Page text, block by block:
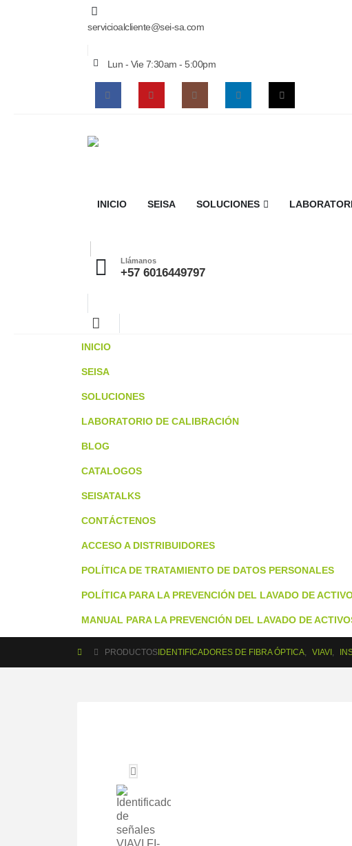
servicioalcliente@sei-sa.com
Lun - Vie 7:30am - 5:00pm
INICIO SEISA SOLUCIONES
Llámanos
+57 6016449797
INICIO
SEISA
SOLUCIONES
LABORATORIO DE CALIBRACIÓN
BLOG
CATALOGOS
SEISATALKS
CONTÁCTENOS
ACCESO A DISTRIBUIDORES
POLÍTICA DE TRATAMIENTO DE DATOS PERSONALES
POLÍTICA PARA LA PREVENCIÓN DEL LAVADO DE
MANUAL PARA LA PREVENCIÓN DEL LAVADO DE
PRODUCTOSIDENTIFICADORES DE FIBRA ÓPTICA VIAVI